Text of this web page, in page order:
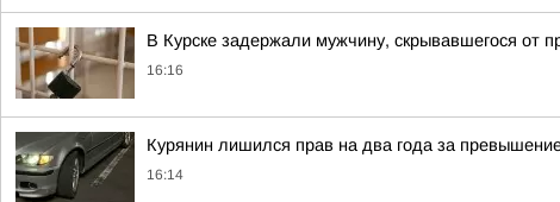
В Курске задержали мужчину, скрывавшегося от
16:16
Курянин лишился прав на два года за
16:14